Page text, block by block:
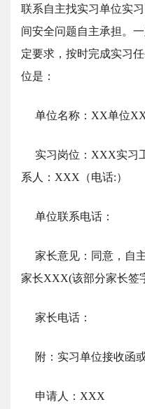
联系自主找实习单位实
间安全问题自主承担。
定要求，按时完成实习
位是：
单位名称：XX单位
实习岗位：XXX实习
系人：XXX（电话:）
单位联系电话：
家长意见：同意，自
家长XXX(该部分家长签
家长电话：
附：实习单位接收函
申请人：XXX